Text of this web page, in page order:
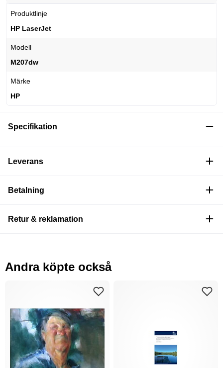
Produktlinje
HP LaserJet
Modell
M207dw
Märke
HP
Specifikation
Leverans
Betalning
Retur & reklamation
Andra köpte också